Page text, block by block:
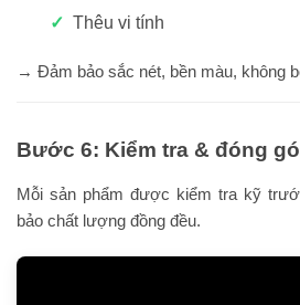
Thêu vi tính
→ Đảm bảo sắc nét, bền màu, không
Bước 6: Kiểm tra & đóng
Mỗi sản phẩm được kiểm tra kỹ
bảo chất lượng đồng đều.